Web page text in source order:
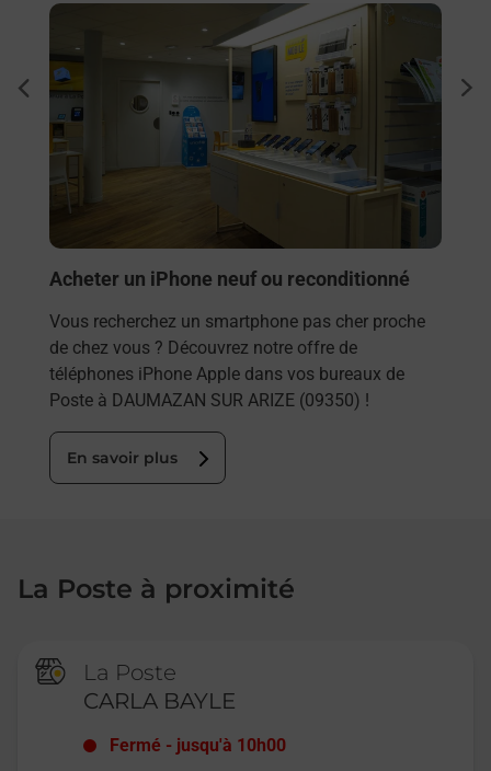
En savoir plus
Acheter un iPhone neuf ou reconditionné
Vous recherchez un smartphone pas cher proche
de chez vous ? Découvrez notre offre de
téléphones iPhone Apple dans vos bureaux de
Poste à DAUMAZAN SUR ARIZE (09350) !
En savoir plus
La Poste à proximité
La Poste
CARLA BAYLE
Fermé - jusqu'à 10h00